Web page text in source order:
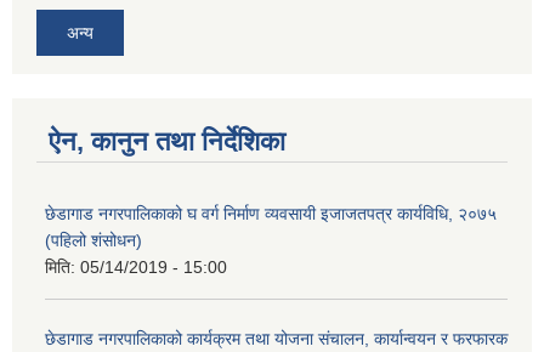
अन्य
ऐन, कानुन तथा निर्देशिका
छेडागाड नगरपालिकाको घ वर्ग निर्माण व्यवसायी इजाजतपत्र कार्यविधि, २०७५
(पहिलो शंसोधन)
मिति: 05/14/2019 - 15:00
छेडागाड नगरपालिकाको कार्यक्रम तथा योजना संचालन, कार्यान्वयन र फरफारक